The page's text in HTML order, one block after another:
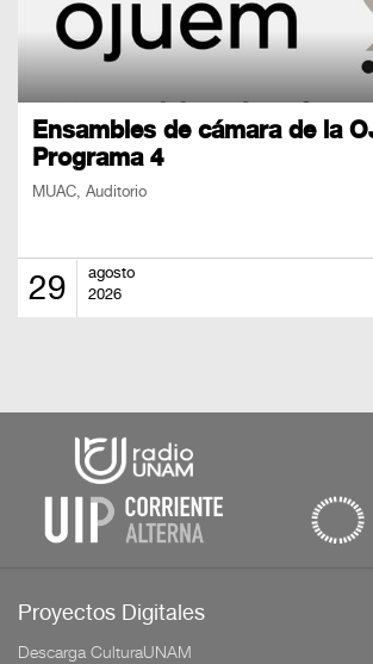
Ensambles de cámara de la
Programa 4
MUAC, Auditorio
29
agosto
2026
Proyectos Digitales
Descarga CulturaUNAM